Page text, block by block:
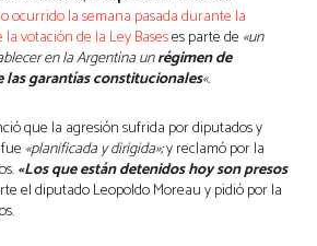
lo ocurrido la semana pasada durante la
votación de la Ley Baseses parte de «un
en la Argentina unrégimen de
las garantías constitucionales«.
que la agresión sufrida por diputados y
«planificada y dirigida»;y reclamó por la
«Los que están detenidos hoy son presos
el diputado Leopoldo Moreau y pidió por la